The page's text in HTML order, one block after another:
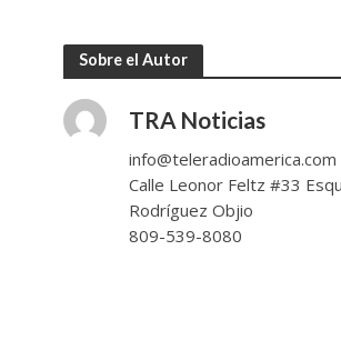
Sobre el Autor
TRA Noticias
info@teleradioamerica.com
Calle Leonor Feltz #33
Rodríguez Objio
809-539-8080